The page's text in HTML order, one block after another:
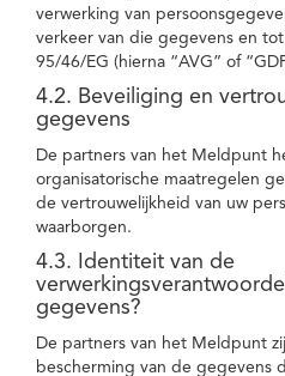
verwerking van
verkeer van die gegevens en
95/46/EG (hierna “AVG” of
4.2. Beveiliging en
gegevens
De partners van het Meldpunt
organisatorische maatregelen
de vertrouwelijkheid van uw
waarborgen.
4.3. Identiteit van de
gegevens?
De partners van het Meldpunt
bescherming van de gegevens